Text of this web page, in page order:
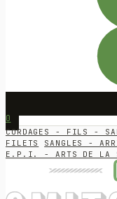
0
CORDAGES - FILS -
FILETS
SANGLES -
E.P.I. - ARTS DE LA